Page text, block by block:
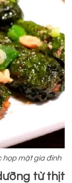
họp mặt gia đình
từ thịt